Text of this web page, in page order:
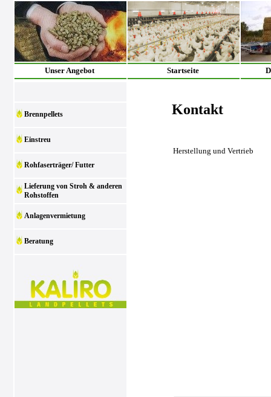
Unser Angebot Startseite
Brennpellets
Einstreu
Rohfaserträger/ Futter
Lieferung von Stroh & anderen
Rohstoffen
Anlagenvermietung
Beratung
Kontakt
Herstellung und Vertrieb